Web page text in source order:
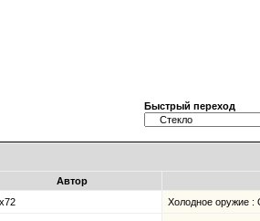
Быстрый переход
Автор
Холодное оружие :